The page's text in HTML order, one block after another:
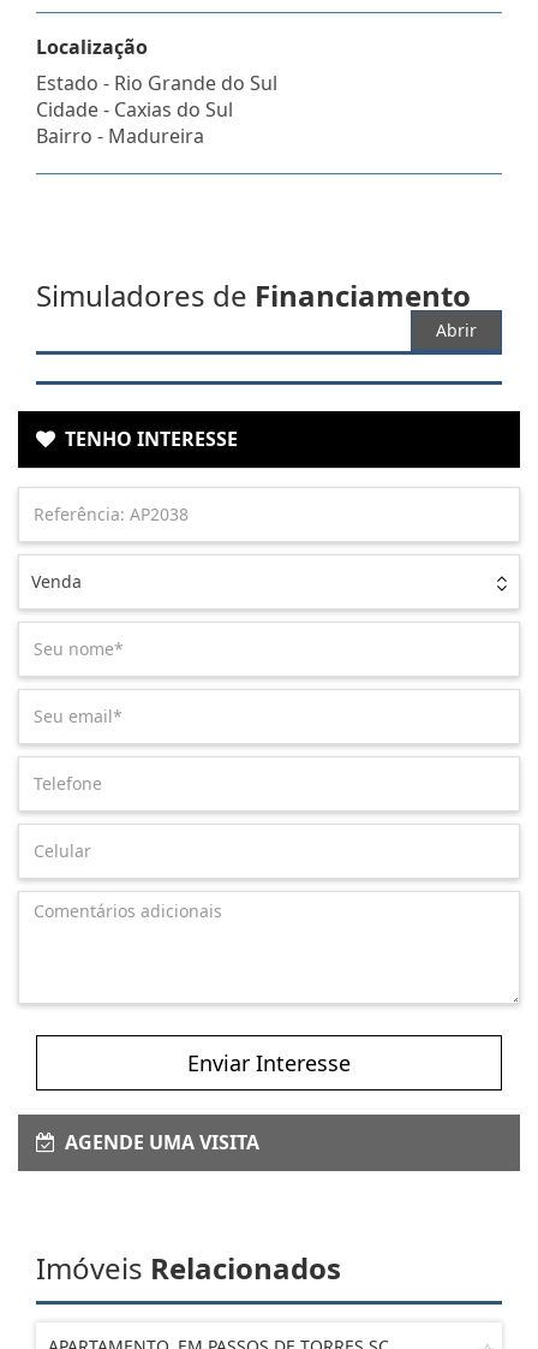
Localização
Estado - Rio Grande do Sul
Cidade - Caxias do Sul
Bairro - Madureira
Simuladores de Financiamento
Abrir
TENHO INTERESSE
Venda
Enviar Interesse
AGENDE UMA VISITA
Imóveis Relacionados